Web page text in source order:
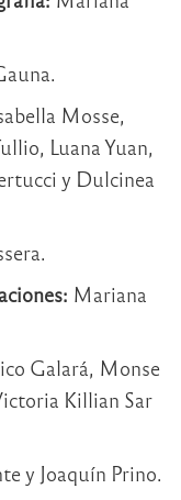
Mosse,
Luana Yuan,
y Dulcinea
Mariana
Galará, Monse
Killian Sar
y Joaquín Prino.